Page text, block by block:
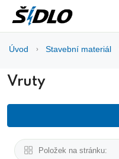
Úvod Stavební materiál
Vruty
Položek na stránku: